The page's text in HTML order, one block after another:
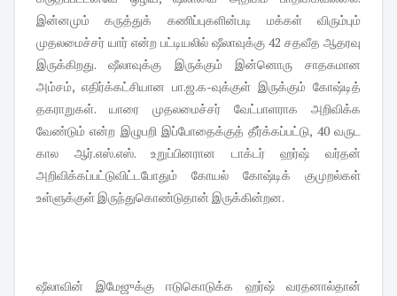
இன்னமும் கருத்துக் கணிப்புகளின்படி மக்கள் விரும்பும்
முதலமைச்சர் யார் என்ற பட்டியலில் ஷீலாவுக்கு 42 சதவீத ஆதரவு
இருக்கிறது. ஷீலாவுக்கு இருக்கும் இன்னொரு சாதகமான
அம்சம், எதிர்க்கட்சியான பா.ஜ.க-வுக்குள் இருக்கும் கோஷ்டித்
தகராறுகள். யாரை முதலமைச்சர் வேட்பாளராக அறிவிக்க
வேண்டும் என்ற இழுபறி இப்போதைக்குத் தீர்க்கப்பட்டு, 40 வருட
கால ஆர்.எஸ்.எஸ். உறுப்பினரான டாக்டர் ஹர்ஷ் வர்தன்
அறிவிக்கப்பட்டுவிட்டபோதும் கோயல் கோஷ்டிக் குமுறல்கள்
உள்ளுக்குள் இருந்துகொண்டுதான் இருக்கின்றன.
ஷீலாவின் இமேஜுக்கு ஈடுகொடுக்க ஹர்ஷ் வரதனால்தான்